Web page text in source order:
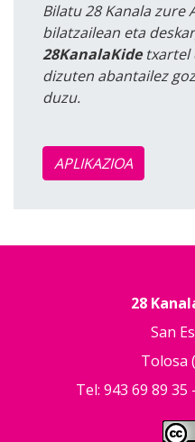
Bilatu 28 Kanala zure
bilatzailean eta
28KanalaKidetxartel
dizuten abantailez
duzu.
APLIKAZIOA
28
San
Tolosa
Tel: 943 69 89 35 -